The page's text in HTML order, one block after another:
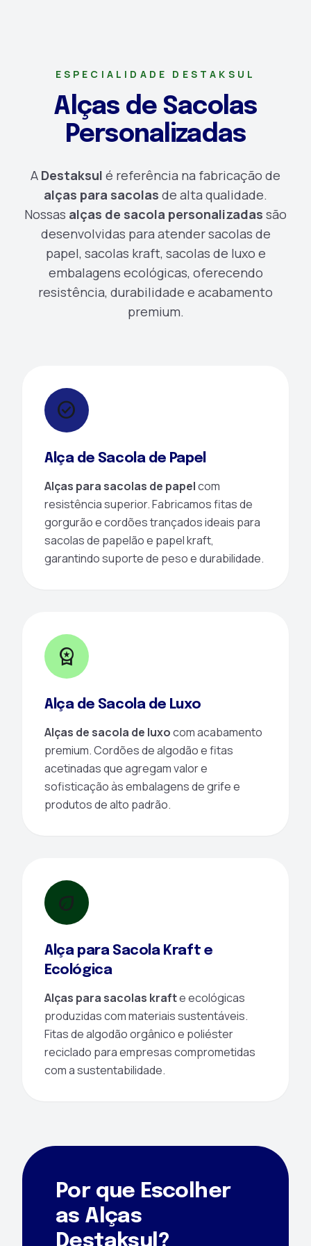
Papel/Kraft → Luxo/Boutique →
coleção. Fios, cores e texturas sob
medida.
Solicitar Amostra
ESPECIALIDADE DESTAKSUL
Alças de Sacolas
Personalizadas
A Destaksul é referência na fabricação de
alças para sacolas de alta qualidade.
Nossas alças de sacola personalizadas são
desenvolvidas para atender sacolas de
papel, sacolas kraft, sacolas de luxo e
embalagens ecológicas, oferecendo
resistência, durabilidade e acabamento
premium.
check_circle
Alça de Sacola de Papel
Alças para sacolas de papelcom
resistência superior. Fabricamos fitas de
gorgurão e cordões trançados ideais para
sacolas de papelão e papel kraft,
garantindo suporte de peso e durabilidade.
workspace_premium
Alça de Sacola de Luxo
Alças de sacola de luxocom acabamento
premium. Cordões de algodão e fitas
acetinadas que agregam valor e
sofisticação às embalagens de grife e
produtos de alto padrão.
eco
Alça para Sacola Kraft e
Ecológica
Alças para sacolas krafte ecológicas
produzidas com materiais sustentáveis.
Fitas de algodão orgânico e poliéster
reciclado para empresas comprometidas
com a sustentabilidade.
Por que Escolher
as Alças
Destaksul?